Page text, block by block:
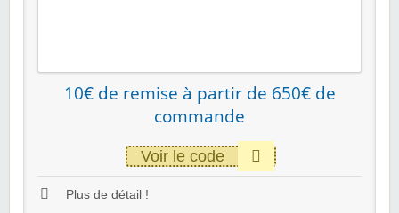
10€ de remise à partir de 650€ de
commande
Voir le code
Plus de détail !